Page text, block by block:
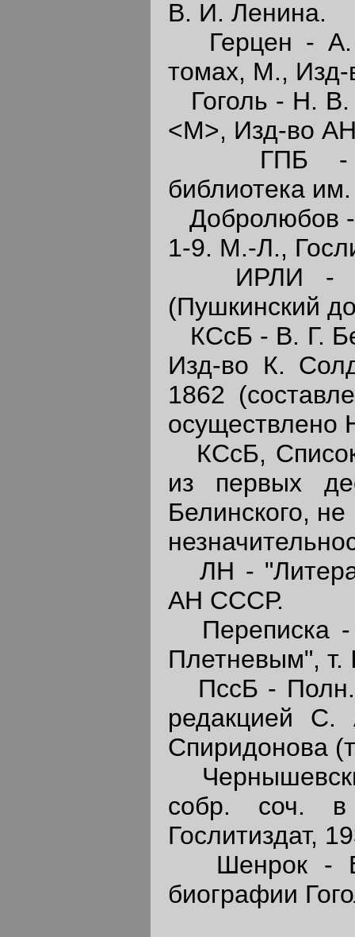
В. И. Ленина.
Герцен - А.
томах, М.,
Гоголь - Н. В.
<М>, Изд-во
ГПБ -
библиотека
Добролюбов
1-9. М.-Л.,
ИРЛИ -
(Пушкинский
КСсБ - В. Г.
Изд-во К.
1862
осуществлено
КСсБ,
из первых
Белинского,
ЛН -
АН СССР.
Переписка -
Плетневым",
ПссБ - Полн.
редакцией
Спиридонова
собр. соч.
Гослитиздат,
Шенрок - В.
биографии